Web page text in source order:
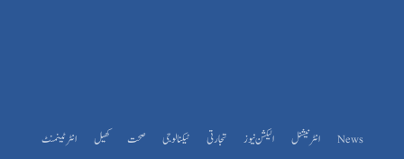
News انٹرنیشنل الیکشن نیوز تجارتی ٹیکنالوجی صحت کھیل انٹرٹینمنٹ